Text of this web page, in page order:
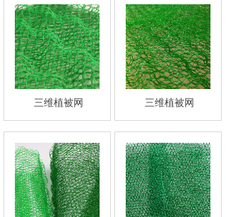
三维植被网 三维植被网